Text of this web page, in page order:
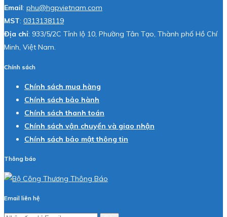
Email: phu@hgpvietnam.com
MST: 0313138119
Địa chỉ: 933/5/2C Tỉnh lộ 10, Phường Tân Tạo, Thành phố Hồ Chí
Minh, Việt Nam.
Chính sách
Chính sách mua hàng
Chính sách bảo hành
Chính sách thanh toán
Chính sách vận chuyển và giao nhận
Chính sách bảo mật thông tin
Thông báo
Email liên hệ